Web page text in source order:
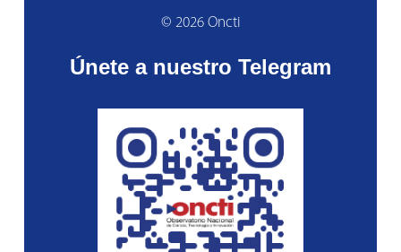
© 2026 Oncti
Únete a nuestro Telegram